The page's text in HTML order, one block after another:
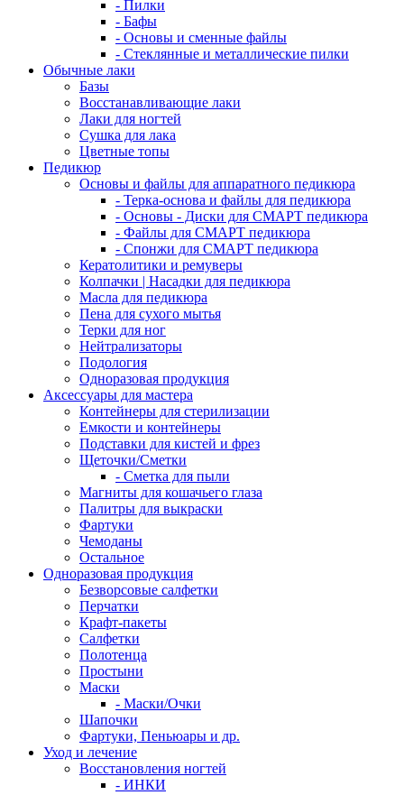
- Пилки
- Бафы
- Основы и сменные файлы
- Стеклянные и металлические пилки
Обычные лаки
Базы
Восстанавливающие лаки
Лаки для ногтей
Сушка для лака
Цветные топы
Педикюр
Основы и файлы для аппаратного педикюра
- Терка-основа и файлы для педикюра
- Основы - Диски для СМАРТ педикюра
- Файлы для СМАРТ педикюра
- Спонжи для СМАРТ педикюра
Кератолитики и ремуверы
Колпачки | Насадки для педикюра
Масла для педикюра
Пена для сухого мытья
Терки для ног
Нейтрализаторы
Подология
Одноразовая продукция
Аксессуары для мастера
Контейнеры для стерилизации
Емкости и контейнеры
Подставки для кистей и фрез
Щеточки/Сметки
- Сметка для пыли
Магниты для кошачьего глаза
Палитры для выкраски
Фартуки
Чемоданы
Остальное
Одноразовая продукция
Безворсовые салфетки
Перчатки
Крафт-пакеты
Салфетки
Полотенца
Простыни
Маски
- Маски/Очки
Шапочки
Фартуки, Пеньюары и др.
Уход и лечение
Восстановления ногтей
- ИНКИ